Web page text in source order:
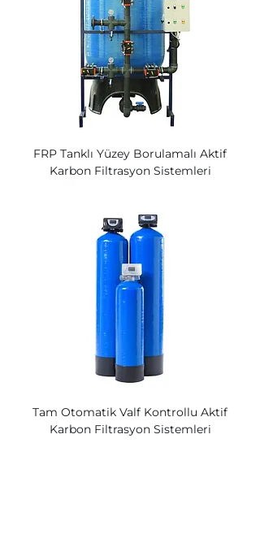
FRP Tanklı Yüzey Borulamalı Aktif
Karbon Filtrasyon Sistemleri
Tam Otomatik Valf Kontrollu Aktif
Karbon Filtrasyon Sistemleri